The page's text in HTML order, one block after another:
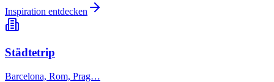
Inspiration entdecken
Städtetrip
Barcelona, Rom, Prag…